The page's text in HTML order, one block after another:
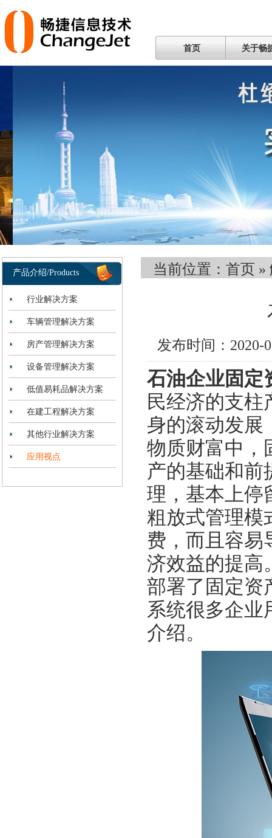
首页 关于畅
产品介绍/Products
行业解决方案
车辆管理解决方案
房产管理解决方案
设备管理解决方案
低值易耗品解决方案
在建工程解决方案
其他行业解决方案
应用视点
当前位置： 首页 »
发布时间：2020-
石油企业固定
民经济的支柱
身的滚动发展
物质财富中，
产的基础和前
理，基本上停
粗放式管理模
费，而且容易
济效益的提高
部署了固定资
系统很多企业
介绍。